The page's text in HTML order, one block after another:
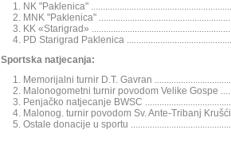
1. NK "Paklenica"
2. MNK "Paklenica"
3. KK «Starigrad»
4. PD Starigrad Paklenica
Sportska natjecanja:
1. Memorijalni turnir D.T. Gavran
2. Malonogometni turnir povodom Velike Gospe
3. Penjačko natjecanje BWSC
4. Malonog. turnir povodom Sv. Ante-Tribanj
5. Ostale donacije u sportu